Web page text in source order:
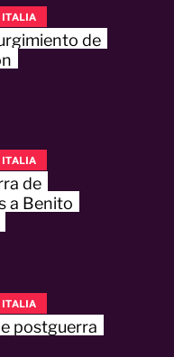
ITALIA
de
ITALIA
de
a Benito
ITALIA
postguerra